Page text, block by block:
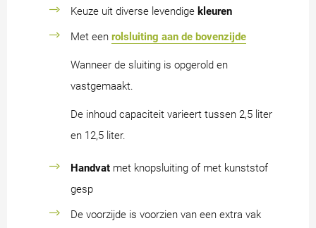
Keuze uit diverse levendige kleuren
Met een rolsluiting aan de bovenzijde
Wanneer de sluiting is opgerold en
vastgemaakt.
De inhoud capaciteit varieert tussen 2,5 liter
en 12,5 liter.
Handvat met knopsluiting of met kunststof
gesp
De voorzijde is voorzien van een extra vak